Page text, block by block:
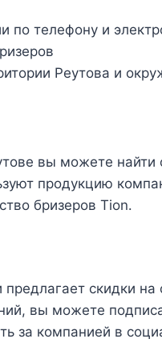
по телефону и
Реутова и
вы можете
продукцию
бризеров Tion․
скидки
вы можете
за компанией в